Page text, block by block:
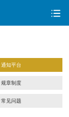
通知平台
规章制度
常见问题